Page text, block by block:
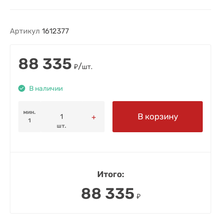
Артикул 1612377
88 335 ₽/шт.
В наличии
мин.
1
шт.
В корзину
Итого:
88 335 ₽